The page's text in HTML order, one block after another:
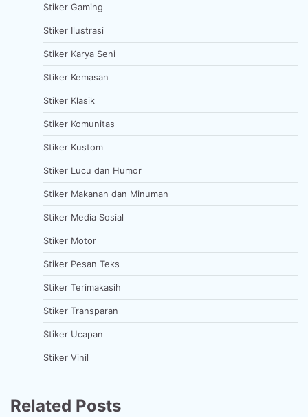
Stiker Gaming
Stiker Ilustrasi
Stiker Karya Seni
Stiker Kemasan
Stiker Klasik
Stiker Komunitas
Stiker Kustom
Stiker Lucu dan Humor
Stiker Makanan dan Minuman
Stiker Media Sosial
Stiker Motor
Stiker Pesan Teks
Stiker Terimakasih
Stiker Transparan
Stiker Ucapan
Stiker Vinil
Related Posts